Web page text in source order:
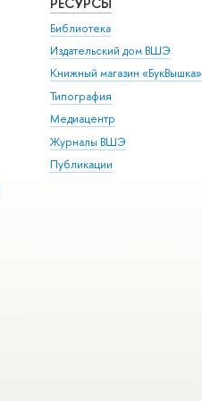
Библиотека
Издательский дом ВШЭ
Книжный магазин «БукВышка»
Типография
Медиацентр
Журналы ВШЭ
Публикации